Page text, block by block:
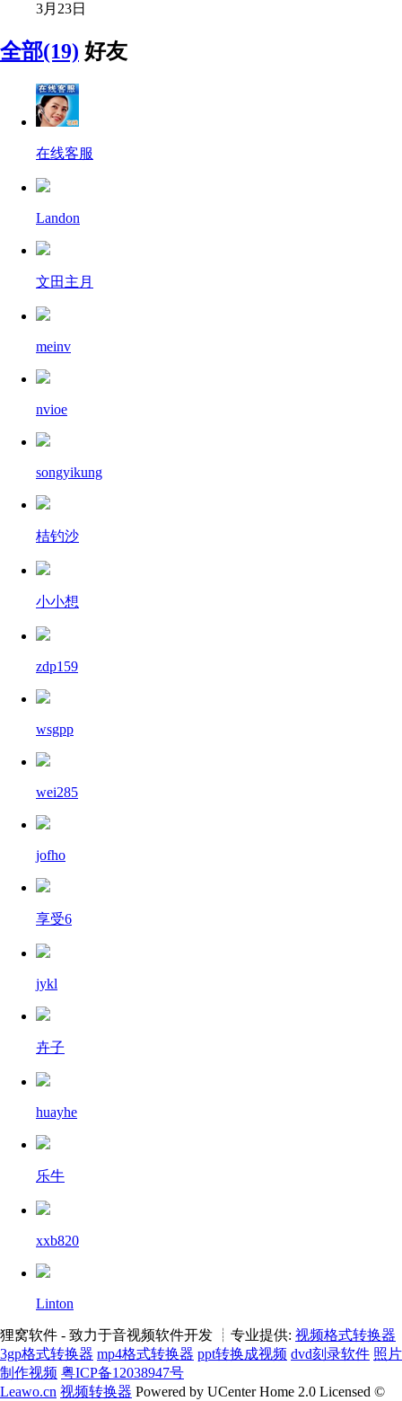
3月23日
全部(19) 好友
在线客服
Landon
文田主月
meinv
nvioe
songyikung
桔钓沙
小小想
zdp159
wsgpp
wei285
jofho
享受6
jykl
卉子
huayhe
乐牛
xxb820
Linton
狸窝软件 - 致力于音视频软件开发 ┊专业提供: 视频格式转换器
3gp格式转换器 mp4格式转换器 ppt转换成视频 dvd刻录软件 照片
制作视频 粤ICP备12038947号
Leawo.cn 视频转换器 Powered by UCenter Home 2.0 Licensed ©